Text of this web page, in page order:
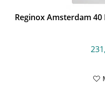
Reginox Amsterdam